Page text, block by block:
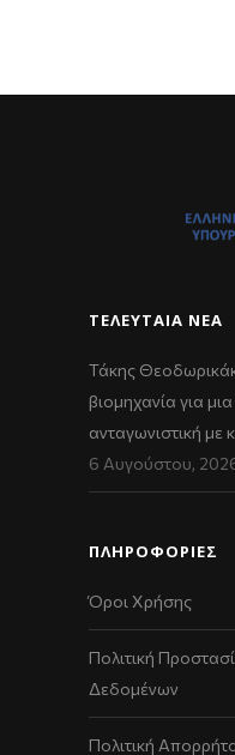
ΤΕΛΕΥΤΑΊΑ ΝΈΑ
Τάκης
βιομηχανία για
ανταγωνιστική με
6 Αυγούστου,
ΠΛΗΡΟΦΟΡΙΕΣ
Όροι Χρήσης
Πολιτική
Δεδομένων
Πολιτική